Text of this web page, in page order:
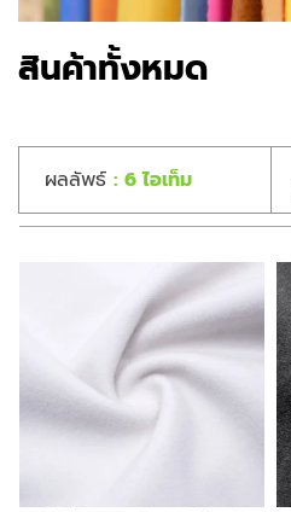
สินค้าทั้งหมด
ผลลัพธ์ : 6 ไอเท็ม